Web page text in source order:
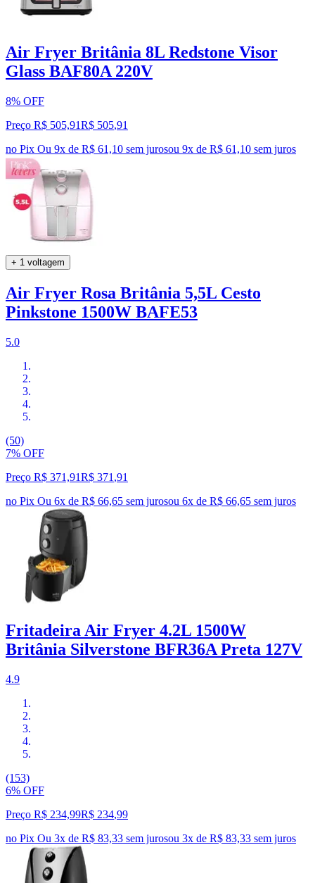
Air Fryer Britânia 8L Redstone Visor
Glass BAF80A 220V
8% OFF
Preço R$ 505,91R$ 505,91
no Pix Ou 9x de R$ 61,10 sem jurosou 9x de R$ 61,10 sem juros
+ 1 voltagem
Air Fryer Rosa Britânia 5,5L Cesto
Pinkstone 1500W BAFE53
5.0
(50)
7% OFF
Preço R$ 371,91R$ 371 ,91
no Pix Ou 6x de R$ 66,65 sem jurosou 6x de R$ 66,65 sem juros
Fritadeira Air Fryer 4.2L 1500W
Britânia Silverstone BFR36A Preta 127V
4.9
(153)
6% OFF
Preço R$ 234,99R$ 234,99
no Pix Ou 3x de R$ 83,33 sem jurosou 3x de R$ 83,33 sem juros